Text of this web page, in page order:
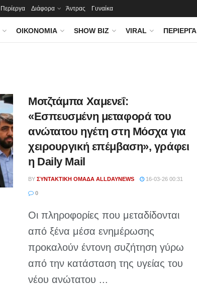
Περίεργα Διάφορα Άντρας Γυναίκα
ΟΙΚΟΝΟΜΊΑ SHOW BIZ VIRAL ΠΕΡΊΕΡΓΑ
Μοτζτάμπα Χαμενεΐ:
«Εσπευσμένη μεταφορά του
ανώτατου ηγέτη στη Μόσχα για
χειρουργική επέμβαση», γράφει
η Daily Mail
BY ΣΥΝΤΑΚΤΙΚΉ ΟΜΆΔΑ ALLDAYNEWS 16-03-26 00:31
0
Οι πληροφορίες που μεταδίδονται
από ξένα μέσα ενημέρωσης
προκαλούν έντονη συζήτηση γύρω
από την κατάσταση της υγείας του
νέου ανώτατου ...